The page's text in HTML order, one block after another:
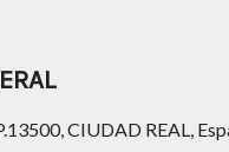
CIUDAD REAL,